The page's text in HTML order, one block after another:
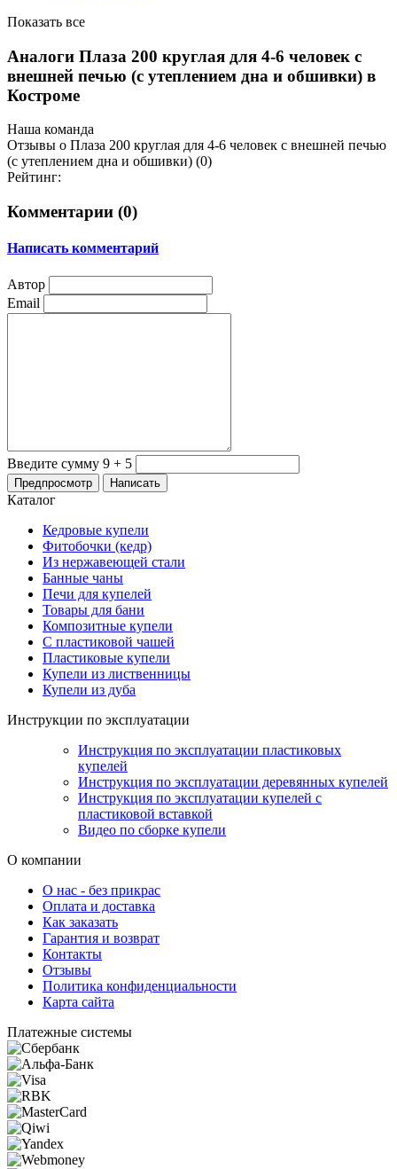
Показать все
Аналоги Плаза 200 круглая для 4-6 человек с
внешней печью (с утеплением дна и обшивки) в
Костроме
Наша команда
Отзывы о Плаза 200 круглая для 4-6 человек с внешней печью
(с утеплением дна и обшивки) (0)
Рейтинг:
Комментарии (0)
Написать комментарий
Автор
Email
Введите сумму 9 + 5
Каталог
Кедровые купели
Фитобочки (кедр)
Из нержавеющей стали
Банные чаны
Печи для купелей
Товары для бани
Композитные купели
С пластиковой чашей
Пластиковые купели
Купели из лиственницы
Купели из дуба
Инструкции по эксплуатации
Инструкция по эксплуатации пластиковых
купелей
Инструкция по эксплуатации деревянных купелей
Инструкция по эксплуатации купелей с
пластиковой вставкой
Видео по сборке купели
О компании
О нас - без прикрас
Оплата и доставка
Как заказать
Гарантия и возврат
Контакты
Отзывы
Политика конфиденциальности
Карта сайта
Платежные системы